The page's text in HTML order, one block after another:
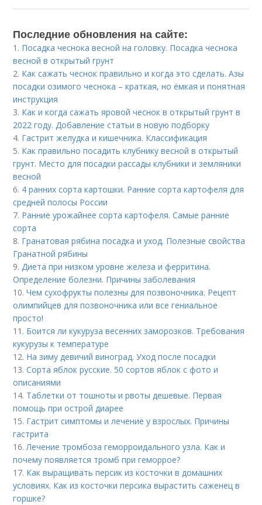
Последние обновления на сайте:
1. Посадка чеснока весной на головку. Посадка чеснока
весной в открытый грунт
2. Как сажать чеснок правильно и когда это сделать. Азы
посадки озимого чеснока – краткая, но ёмкая и понятная
инструкция
3. Как и когда сажать яровой чеснок в открытый грунт в
2022 году. Добавление статьи в новую подборку
4. Гастрит желудка и кишечника. Классификация
5. Как правильно посадить клубнику весной в открытый
грунт. Место для посадки рассады клубники и земляники
весной
6. 4 ранних сорта картошки. Ранние сорта картофеля для
средней полосы России
7. Ранние урожайнее сорта картофеля. Самые ранние
сорта
8. Гранатовая рябина посадка и уход. Полезные свойства
Гранатной рябины
9.Диета при низком уровне железа и ферритина.
Определение болезни. Причины заболевания
10.Чем сухофрукты полезны для позвоночника. Рецепт
олимпийцев для позвоночника или все гениальное
просто!
11. Боится ли кукуруза весенних заморозков. Требования
кукурузы к температуре
12. На зиму девичий виноград. Уход после посадки
13.Сорта яблок русские. 50 сортов яблок с фото и
описаниями
14. Таблетки от тошноты и рвоты дешевые. Первая
помощь при острой диарее
15. Гастрит симптомы и лечение у взрослых. Причины
гастрита
16.Лечение тромбоза геморроидального узла. Как и
почему появляется тромб при геморрое?
17. Как выращивать персик из косточки в домашних
условиях. Как из косточки персика вырастить саженец в
горшке?